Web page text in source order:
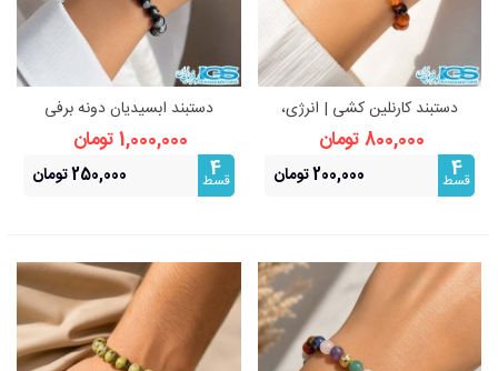
دستبند کارنلین کشی | انرژی،
خلاقیت و انگیزه
800,000 تومان
4
قسط 200,000 تومان
دستبند ابسیدیان دونه برفی
مکرومه بافی
1,000,000 تومان
4
قسط 250,000 تومان